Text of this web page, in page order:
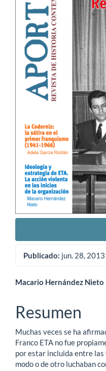
Publicado: jun. 28, 2013
Contenido
principal
del
artículo
Macario Hernández Nieto
Resumen
Muchas veces se ha
Franco ETA no fue
por estar incluida entre
modo o de otro luchaban